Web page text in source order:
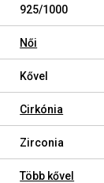
925/1000
Női
Kővel
Cirkónia
Zirconia
Több kővel